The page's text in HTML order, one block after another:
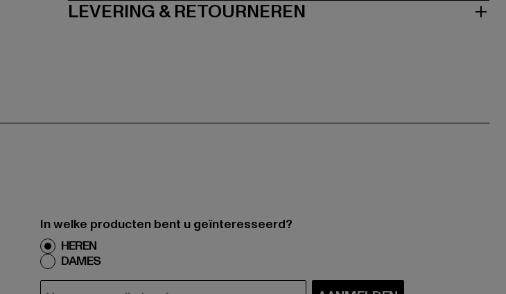
LEVERING & RETOURNEREN
In welke producten bent u geïnteresseerd?
HEREN
DAMES